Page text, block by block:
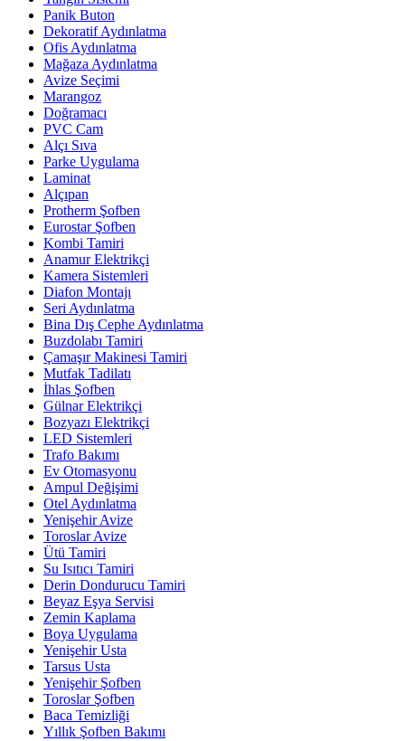
Panik Buton
Dekoratif Aydınlatma
Ofis Aydınlatma
Mağaza Aydınlatma
Avize Seçimi
Marangoz
Doğramacı
PVC Cam
Alçı Sıva
Parke Uygulama
Laminat
Alçıpan
Protherm Şofben
Eurostar Şofben
Kombi Tamiri
Anamur Elektrikçi
Kamera Sistemleri
Diafon Montajı
Seri Aydınlatma
Bina Dış Cephe Aydınlatma
Buzdolabı Tamiri
Çamaşır Makinesi Tamiri
Mutfak Tadilatı
İhlas Şofben
Gülnar Elektrikçi
Bozyazı Elektrikçi
LED Sistemleri
Trafo Bakımı
Ev Otomasyonu
Ampul Değişimi
Otel Aydınlatma
Yenişehir Avize
Toroslar Avize
Ütü Tamiri
Su Isıtıcı Tamiri
Derin Dondurucu Tamiri
Beyaz Eşya Servisi
Zemin Kaplama
Boya Uygulama
Yenişehir Usta
Tarsus Usta
Yenişehir Şofben
Toroslar Şofben
Baca Temizliği
Yıllık Şofben Bakımı